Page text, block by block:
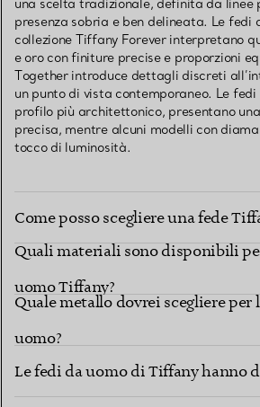
una scelta tradizionale, definita da linee
presenza sobria e ben delineata. Le fedi
collezione Tiffany Forever interpretano
e oro con finiture precise e proporzioni
Together introduce dettagli discreti
un punto di vista contemporaneo. Le
profilo più architettonico, presentano
precisa, mentre alcuni modelli con
tocco di luminosità.
Come posso scegliere una fede
Quali materiali sono disponibili
uomo Tiffany?
Quale metallo dovrei scegliere per
uomo?
Le fedi da uomo di Tiffany hanno